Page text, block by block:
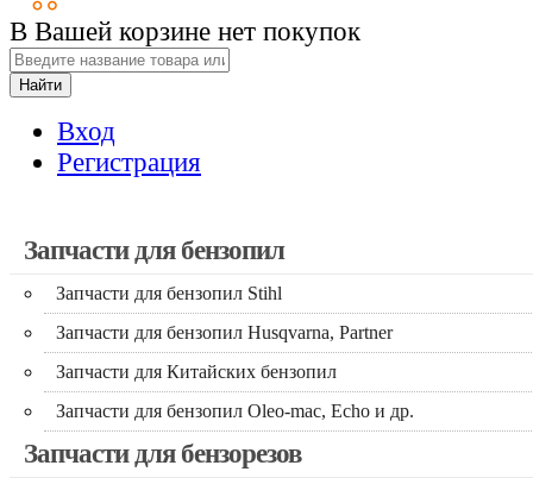
В Вашей корзине нет покупок
Найти
Вход
Регистрация
Запчасти для бензопил
Запчасти для бензопил Stihl
Запчасти для бензопил Husqvarna, Partner
Запчасти для Китайских бензопил
Запчасти для бензопил Oleo-mac, Echo и др.
Запчасти для бензорезов